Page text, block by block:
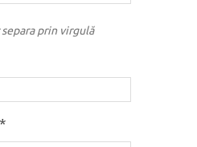
prin virgulă